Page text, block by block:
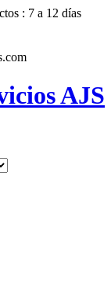
: 7 a 12 días